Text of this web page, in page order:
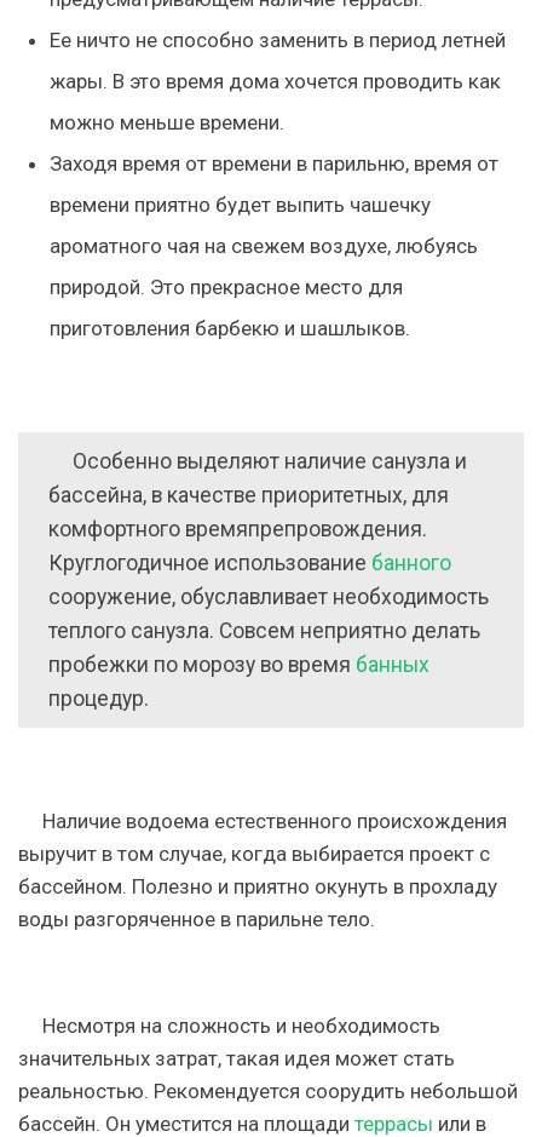
Ее ничто не способно заменить в период летней
жары. В это время дома хочется проводить как
можно меньше времени.
Заходя время от времени в парильню, время от
времени приятно будет выпить чашечку
ароматного чая на свежем воздухе, любуясь
природой. Это прекрасное место для
приготовления барбекю и шашлыков.
Особенно выделяют наличие санузла и
бассейна, в качестве приоритетных, для
комфортного времяпрепровождения.
Круглогодичное использование банного
сооружение, обуславливает необходимость
теплого санузла. Совсем неприятно делать
пробежки по морозу во время банных
процедур.
Наличие водоема естественного происхождения
выручит в том случае, когда выбирается проект с
бассейном. Полезно и приятно окунуть в прохладу
воды разгоряченное в парильне тело.
Несмотря на сложность и необходимость
значительных затрат, такая идея может стать
реальностью. Рекомендуется соорудить небольшой
бассейн. Он уместится на площади террасы или в